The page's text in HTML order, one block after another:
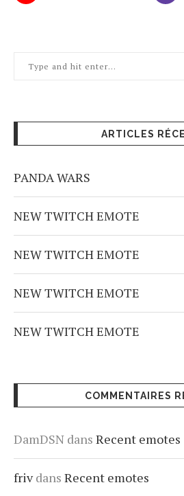
ARTICLES
PANDA WARS
NEW TWITCH EMOTE
NEW TWITCH EMOTE
NEW TWITCH EMOTE
NEW TWITCH EMOTE
COMMENTAIRES
DamDSN dans Recent emotes
frivdans Recent emotes